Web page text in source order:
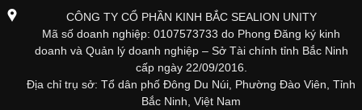
CÔNG TY CỔ PHẦN KINH BẮC SEALION UNITY
Mã số doanh nghiệp: 0107573733 do Phong Đăng ký kinh
doanh và Quản lý doanh nghiệp – Sở Tài chính tỉnh Bắc Ninh
cấp ngày 22/09/2016.
Địa chỉ trụ sở: Tổ dân phố Đông Du Núi, Phường Đào Viên, Tỉnh
Bắc Ninh, Việt Nam